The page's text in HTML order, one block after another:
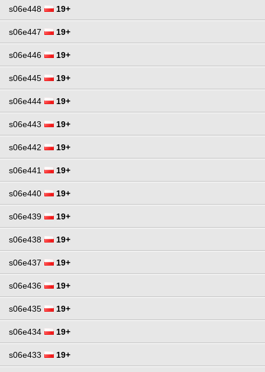
s06e448 19+
s06e447 19+
s06e446 19+
s06e445 19+
s06e444 19+
s06e443 19+
s06e442 19+
s06e441 19+
s06e440 19+
s06e439 19+
s06e438 19+
s06e437 19+
s06e436 19+
s06e435 19+
s06e434 19+
s06e433 19+